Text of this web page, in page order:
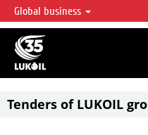
LUKOIL OVERVIEW
LUKOIL is one of the largest oil &
accounting for over 2% of crude
reserves globally.
Global business
Tenders of LUKOIL